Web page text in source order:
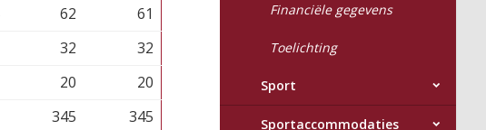
Financiële gegevens
Toelichting
Sport
Sportaccommodaties
62
61
32
32
20
20
345
345